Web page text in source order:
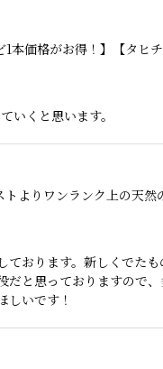
1本価格がお得！】【タヒ
いくと思います。
ております。新しくでた
だと思っておりますので
しいです！